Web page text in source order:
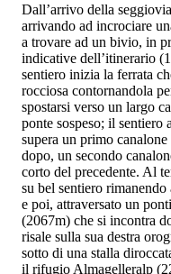
Dall’arrivo della
arrivando ad incrociare
a trovare ad un bivio, in
indicative dell’itinerario
sentiero inizia la ferrata
rocciosa contornandola
spostarsi verso un largo
ponte sospeso; il sentiero
supera un primo
dopo, un secondo
corto del precedente. Al
su bel sentiero
e poi, attraversato un
(2067m) che si incontra
risale sulla sua destra
sotto di una stalla
il rifugio Almagelleralp